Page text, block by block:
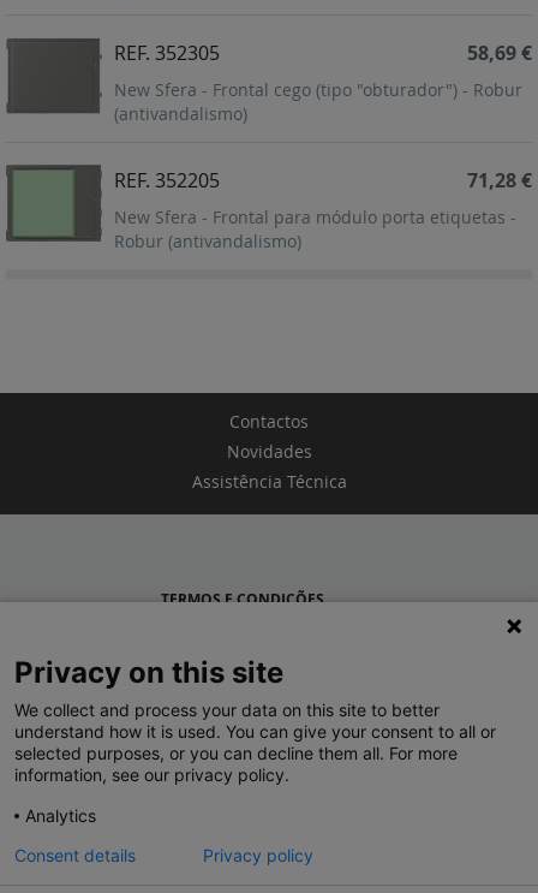
REF. 352305
New Sfera - Frontal cego (tipo "obturador") - Robur
(antivandalismo)
58,69 €
REF. 352205
New Sfera - Frontal para módulo porta etiquetas -
Robur (antivandalismo)
71,28 €
Contactos
Novidades
Assistência Técnica
TERMOS E CONDIÇÕES
LEGRAND PORTUGAL
GRUPO LEGRAND NO MUNDO
Privacy on this site
We collect and process your data on this site to better
understand how it is used. You can give your consent to all or
selected purposes, or you can decline them all. For more
information, see our privacy policy.
Analytics
Consent details
Privacy policy